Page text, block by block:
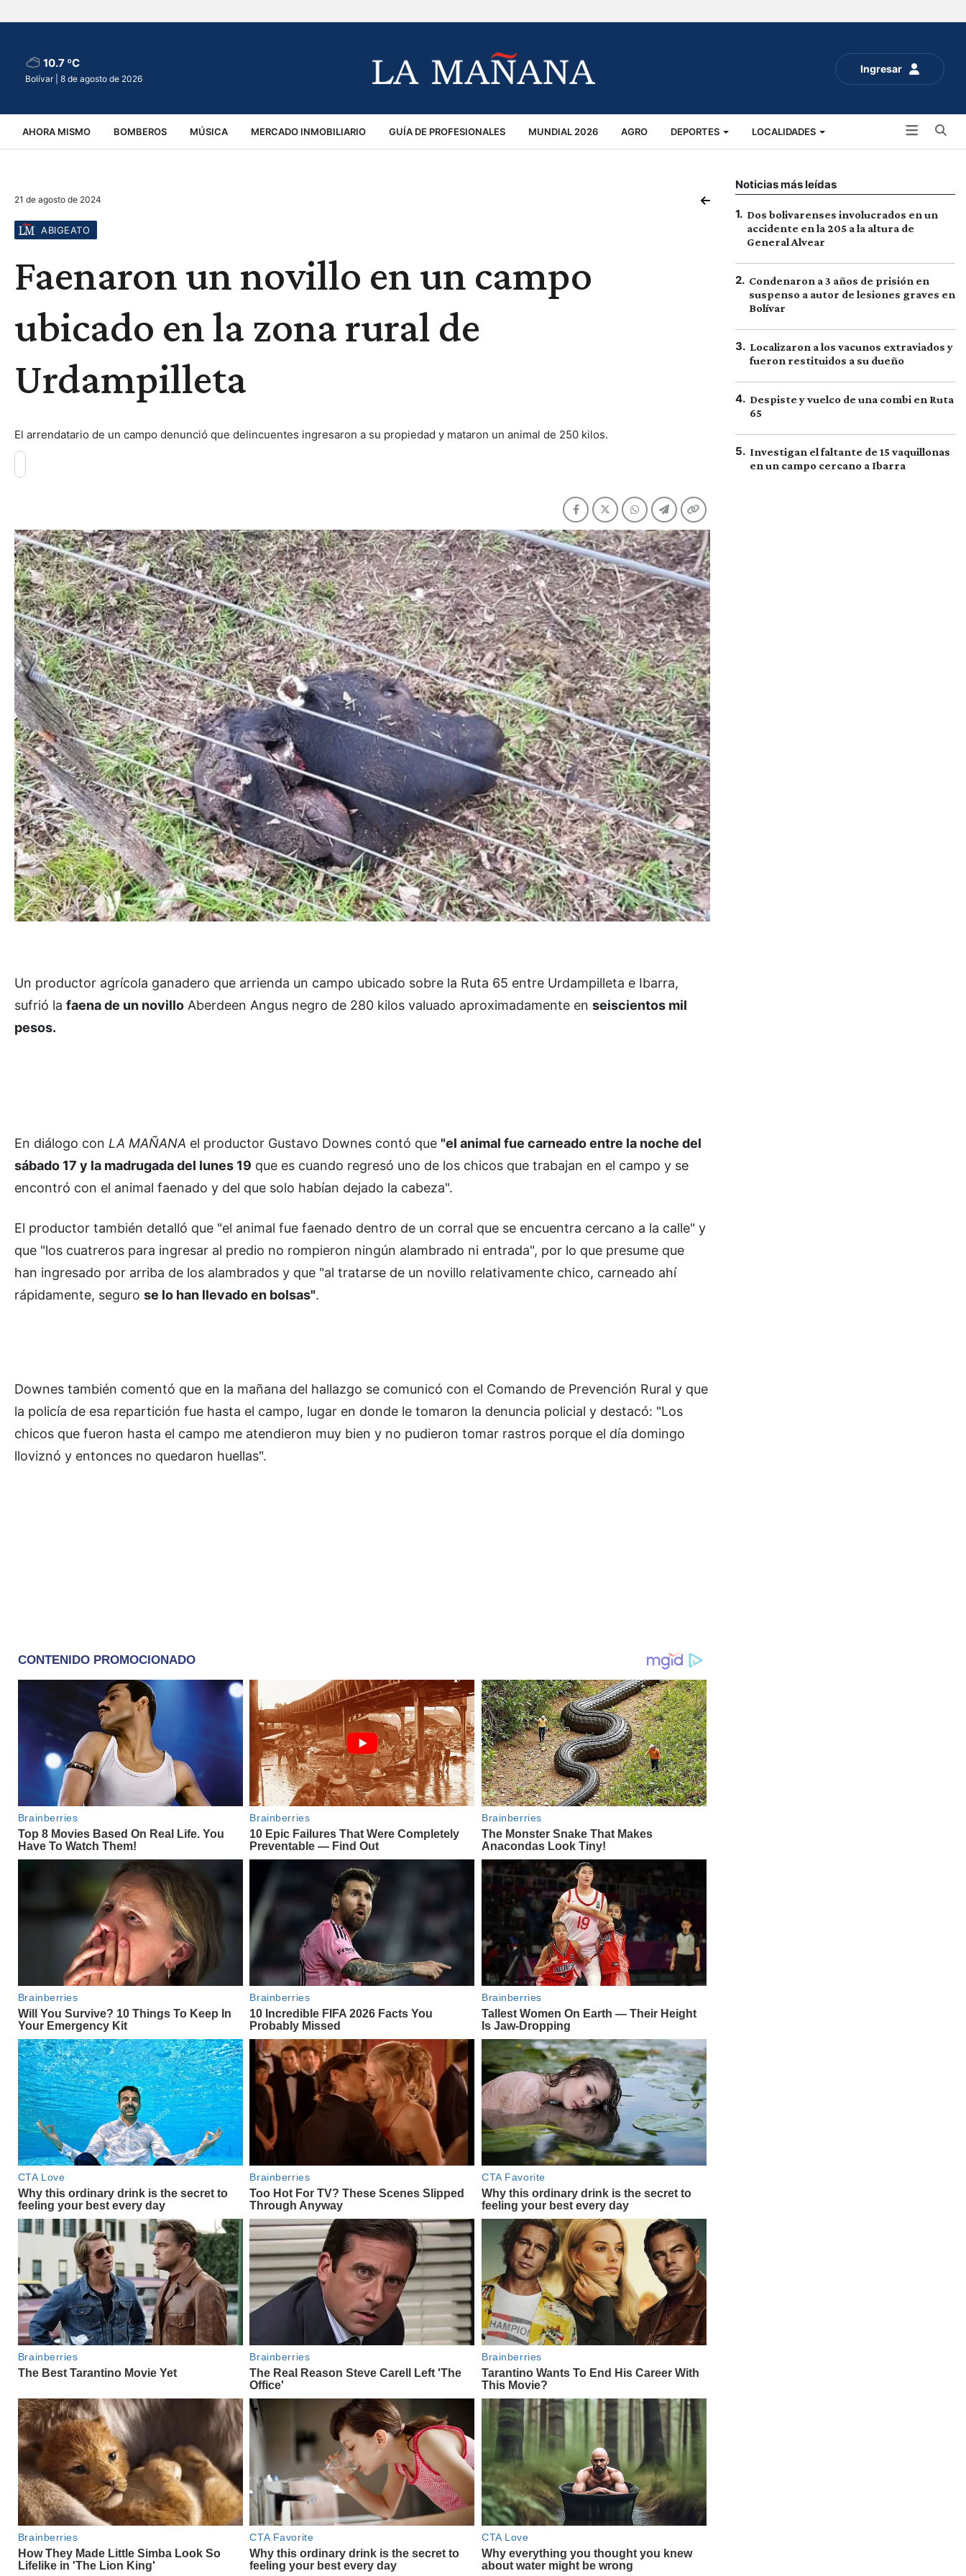
Ingresar
10.7 ºC
Bolívar | 8 de agosto de 2026
AHORA MISMO BOMBEROS MÚSICA MERCADO INMOBILIARIO GUÍA DE PROFESIONALES MUNDIAL 2026 AGRO DEPORTES LOCALIDADES
VIRALES ACCIDENTES
21 de agosto de 2024
ABIGEATO
Faenaron un novillo en un campo
ubicado en la zona rural de
Urdampilleta
El arrendatario de un campo denunció que delincuentes ingresaron a su propiedad y mataron un animal de 250 kilos.
Un productor agrícola ganadero que arrienda un campo ubicado sobre la Ruta 65 entre Urdampilleta e Ibarra,
sufrió la faena de un novillo Aberdeen Angus negro de 280 kilos valuado aproximadamente en seiscientos mil
pesos.
En diálogo con LA MAÑANA el productor Gustavo Downes contó que "el animal fue carneado entre la noche del
sábado 17 y la madrugada del lunes 19 que es cuando regresó uno de los chicos que trabajan en el campo y se
encontró con el animal faenado y del que solo habían dejado la cabeza".
El productor también detalló que "el animal fue faenado dentro de un corral que se encuentra cercano a la calle" y
que "los cuatreros para ingresar al predio no rompieron ningún alambrado ni entrada", por lo que presume que
han ingresado por arriba de los alambrados y que "al tratarse de un novillo relativamente chico, carneado ahí
rápidamente, seguro se lo han llevado en bolsas".
Downes también comentó que en la mañana del hallazgo se comunicó con el Comando de Prevención Rural y que
la policía de esa repartición fue hasta el campo, lugar en donde le tomaron la denuncia policial y destacó: "Los
chicos que fueron hasta el campo me atendieron muy bien y no pudieron tomar rastros porque el día domingo
lloviznó y entonces no quedaron huellas".
Noticias más leídas
1. Dos bolivarenses involucrados en un
accidente en la 205 a la altura de
General Alvear
2. Condenaron a 3 años de prisión en
suspenso a autor de lesiones graves en
Bolívar
3. Localizaron a los vacunos extraviados y
fueron restituidos a su dueño
4. Despiste y vuelco de una combi en Ruta
65
5. Investigan el faltante de 15 vaquillonas
en un campo cercano a Ibarra